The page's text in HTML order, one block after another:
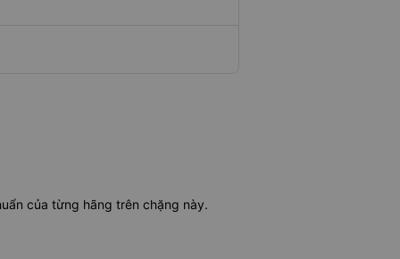
của từng hãng trên chặng này.